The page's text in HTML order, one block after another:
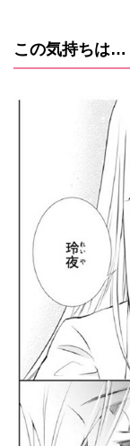
この気持ちは…